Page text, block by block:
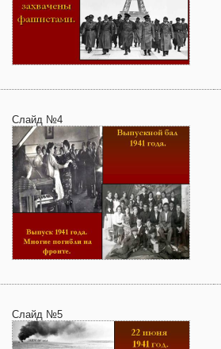
Слайд №4
Слайд №5